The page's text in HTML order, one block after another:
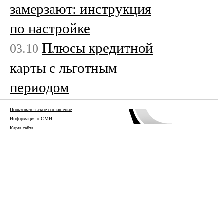
замерзают: инструкция
по настройке
03.10 Плюсы кредитной
карты с льготным
периодом
Пользовательское соглашение
Информация о СМИ
Карта сайта